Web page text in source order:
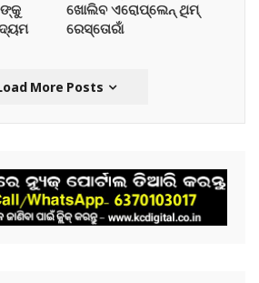
ଖୋଲିବ ଏରୋପ୍ଲେନ୍‌ ଥିମ୍‌
ରେସ୍ତୋରାଁ
More Posts